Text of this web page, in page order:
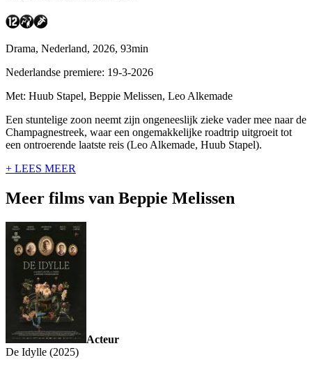
Drama, Nederland, 2026, 93min
Nederlandse premiere: 19-3-2026
Met: Huub Stapel, Beppie Melissen, Leo Alkemade
Een stuntelige zoon neemt zijn ongeneeslijk zieke vader mee naar de
Champagnestreek, waar een ongemakkelijke roadtrip uitgroeit tot
een ontroerende laatste reis (Leo Alkemade, Huub Stapel).
+ LEES MEER
Meer films van Beppie Melissen
Acteur
De Idylle (2025)